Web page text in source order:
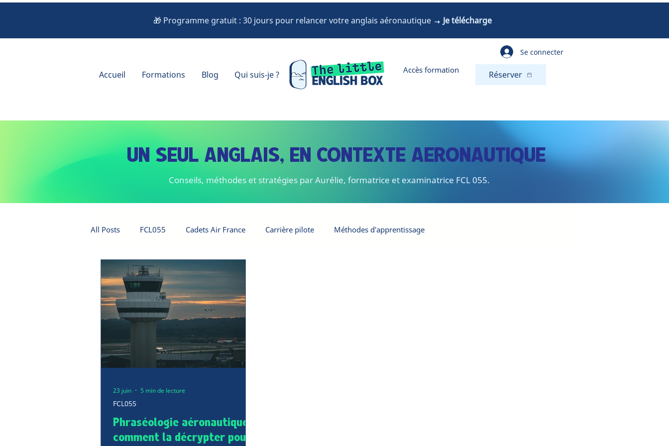
🎁 Programme gratuit : 30 jours pour relancer votre anglais aéronautique → Je télécharge
Accueil Formations Blog Qui suis-je ?
Se connecter
Accès formation Réserver
UN SEUL ANGLAIS, EN CONTEXTE AERONAUTIQUE
Conseils, méthodes et stratégies par Aurélie, formatrice et examinatrice FCL 055.
All Posts FCL055 Cadets Air France Carrière pilote Méthodes d'apprentissage
Phraséologie aéronautique :
comment la décrypter pour
FCL055
23 juin 5 min de lecture